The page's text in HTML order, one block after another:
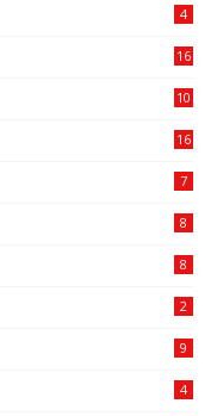
4
16
10
16
7
8
8
2
9
4